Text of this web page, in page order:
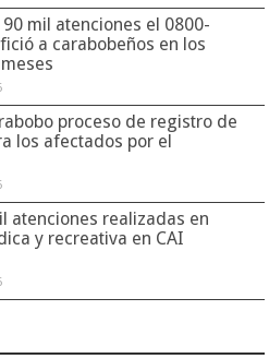
mil atenciones el 0800-
a carabobeños en los
proceso de registro de
los afectados por el
atenciones realizadas en
y recreativa en CAI